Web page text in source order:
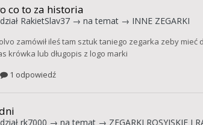
co to za historia
RakietSlav37→ na temat → INNE ZEGARKI
zamówił ileś tam sztuk taniego zegarka zeby
krówka lub długopis z logo marki
1 odpowiedź
rk7000 → na temat → ZEGARKI ROSYJSKIE I